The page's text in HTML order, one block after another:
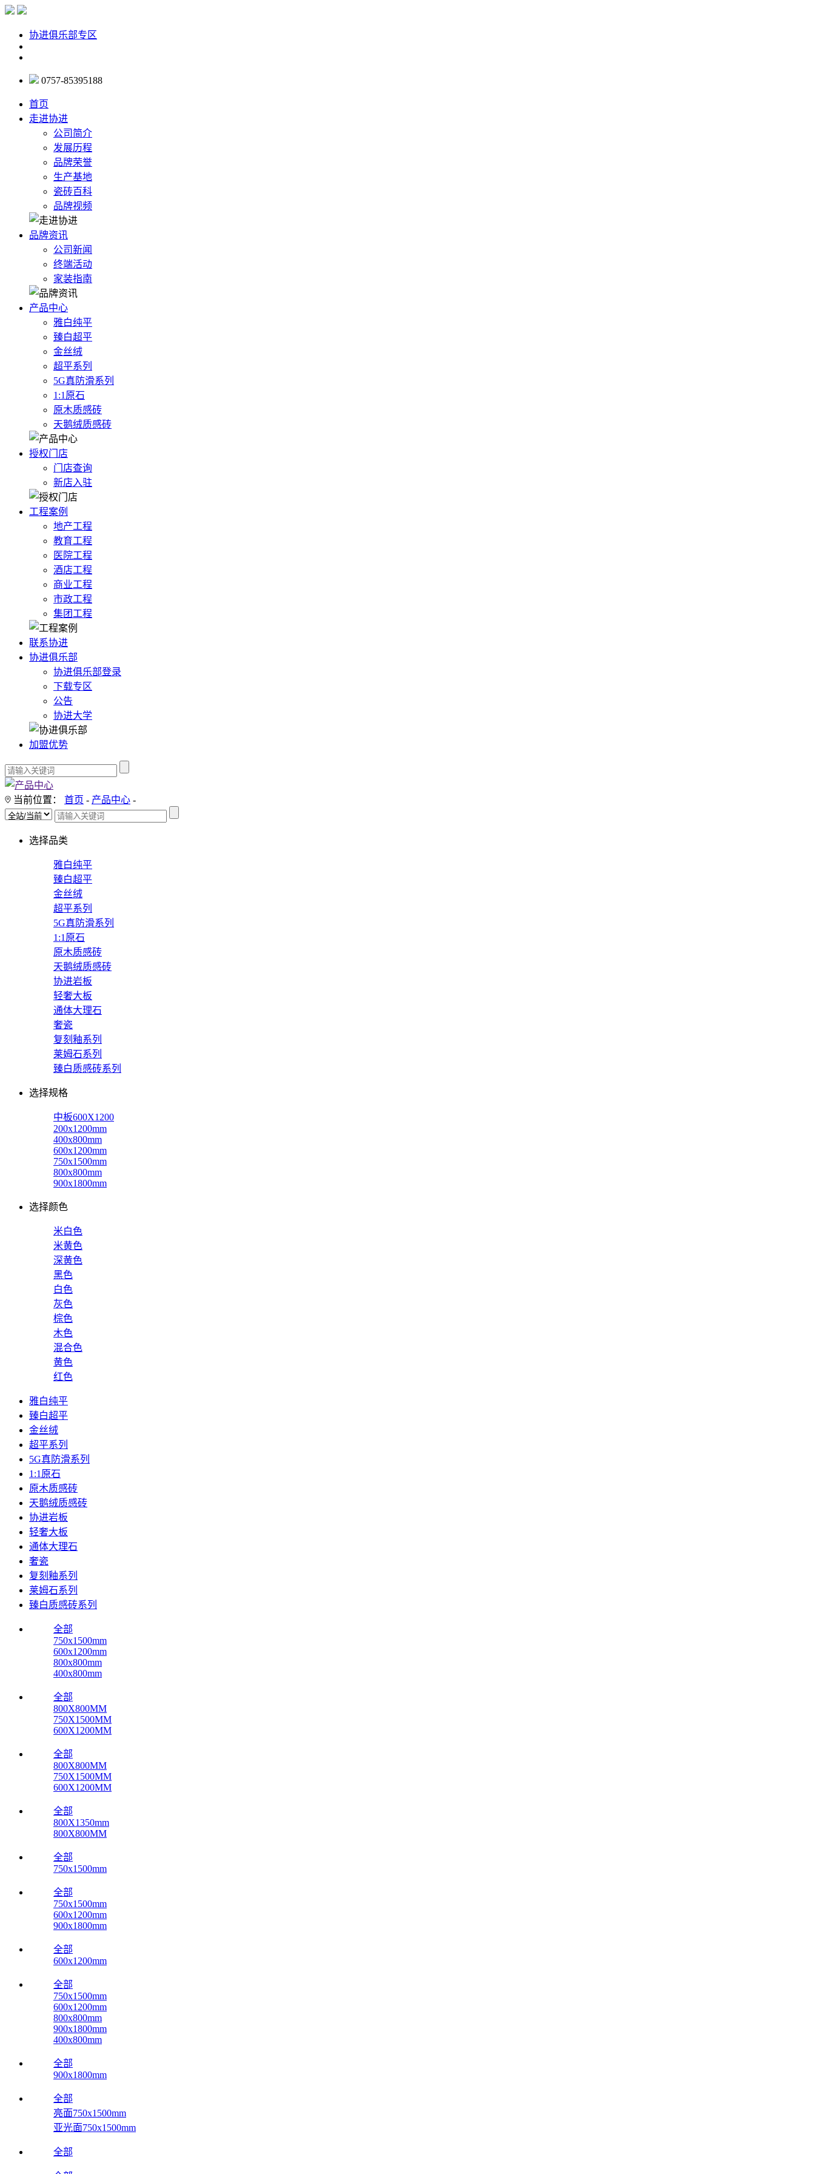
协进俱乐部专区
0757-85395188
首页
走进协进
公司简介
发展历程
品牌荣誉
生产基地
瓷砖百科
品牌视频
品牌资讯
公司新闻
终端活动
家装指南
产品中心
雅白纯平
臻白超平
金丝绒
超平系列
5G真防滑系列
1:1原石
原木质感砖
天鹅绒质感砖
授权门店
门店查询
新店入驻
工程案例
地产工程
教育工程
医院工程
酒店工程
商业工程
市政工程
集团工程
联系协进
协进俱乐部
协进俱乐部登录
下载专区
公告
协进大学
加盟优势
当前位置： 首页 - 产品中心 -
选择品类
雅白纯平
臻白超平
金丝绒
超平系列
5G真防滑系列
1:1原石
原木质感砖
天鹅绒质感砖
协进岩板
轻奢大板
通体大理石
奢瓷
复刻釉系列
莱姆石系列
臻白质感砖系列
选择规格
中板600X1200
200x1200mm
400x800mm
600x1200mm
750x1500mm
800x800mm
900x1800mm
选择颜色
米白色
米黄色
深黄色
黑色
白色
灰色
棕色
木色
混合色
黄色
红色
雅白纯平
臻白超平
金丝绒
超平系列
5G真防滑系列
1:1原石
原木质感砖
天鹅绒质感砖
协进岩板
轻奢大板
通体大理石
奢瓷
复刻釉系列
莱姆石系列
臻白质感砖系列
全部
750x1500mm
600x1200mm
800x800mm
400x800mm
全部
800X800MM
750X1500MM
600X1200MM
全部
800X800MM
750X1500MM
600X1200MM
全部
800X1350mm
800X800MM
全部
750x1500mm
全部
750x1500mm
600x1200mm
900x1800mm
全部
600x1200mm
全部
750x1500mm
600x1200mm
800x800mm
900x1800mm
400x800mm
全部
900x1800mm
全部
亮面750x1500mm
亚光面750x1500mm
全部